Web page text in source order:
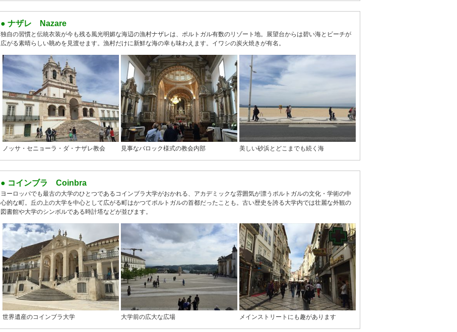
● ナザレ Nazare
独自の習慣と伝統衣装が今も残る風光明媚な海辺の漁村ナザレは、ポルトガル有数のリゾート地。展望台からは碧い海とビーチが
広がる素晴らしい眺めを見渡せます。漁村だけに新鮮な海の幸も味わえます。イワシの炭火焼きが有名。
ノッサ・セニョーラ・ダ・ナザレ教会 見事なバロック様式の教会内部 美しい砂浜とどこまでも続く海
● コインブラ Coinbra
ヨーロッパでも最古の大学のひとつであるコインブラ大学がおかれる、アカデミックな雰囲気が漂うポルトガルの文化・学術の中
心的な町。丘の上の大学を中心として広がる町はかつてポルトガルの首都だったことも。古い歴史を誇る大学内では壮麗な外観の
図書館や大学のシンボルである時計塔などが並びます。
世界遺産のコインブラ大学 大学前の広大な広場 メインストリートにも趣があります